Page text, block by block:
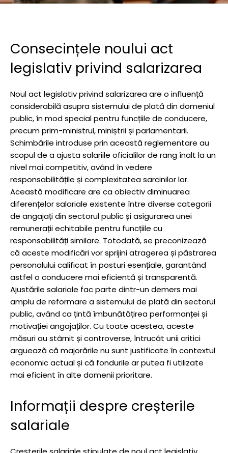
Consecințele noului act
legislativ privind salarizarea
Noul act legislativ privind salarizarea are o influență
considerabilă asupra sistemului de plată din domeniul
public, în mod special pentru funcțiile de conducere,
precum prim-ministrul, miniștrii și parlamentarii.
Schimbările introduse prin această reglementare au
scopul de a ajusta salariile oficialilor de rang înalt la un
nivel mai competitiv, având în vedere
responsabilitățile și complexitatea sarcinilor lor.
Această modificare are ca obiectiv diminuarea
diferențelor salariale existente între diverse categorii
de angajați din sectorul public și asigurarea unei
remunerații echitabile pentru funcțiile cu
responsabilități similare. Totodată, se preconizează
că aceste modificări vor sprijini atragerea și păstrarea
personalului calificat în posturi esențiale, garantând
astfel o conducere mai eficientă și transparentă.
Ajustările salariale fac parte dintr-un demers mai
amplu de reformare a sistemului de plată din sectorul
public, având ca țintă îmbunătățirea performanței și
motivației angajaților. Cu toate acestea, aceste
măsuri au stârnit și controverse, întrucât unii critici
arguează că majorările nu sunt justificate în contextul
economic actual și că fondurile ar putea fi utilizate
mai eficient în alte domenii prioritare.
Informații despre creșterile
salariale